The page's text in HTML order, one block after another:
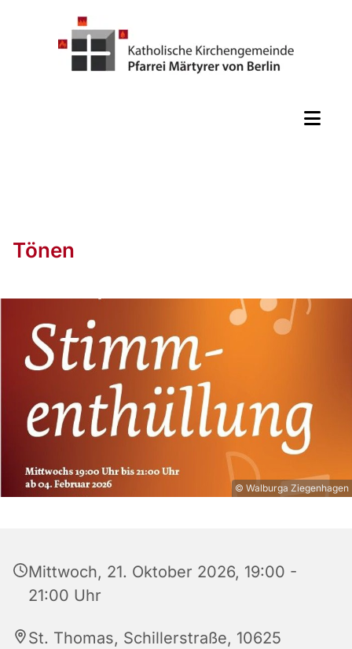
Tönen
© Walburga Ziegenhagen
Mittwoch, 21. Oktober 2026, 19:00 -
21:00 Uhr
St. Thomas, Schillerstraße, 10625